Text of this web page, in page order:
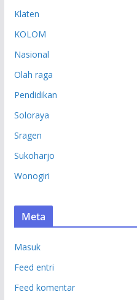
Klaten
KOLOM
Nasional
Olah raga
Pendidikan
Soloraya
Sragen
Sukoharjo
Wonogiri
Meta
Masuk
Feed entri
Feed komentar